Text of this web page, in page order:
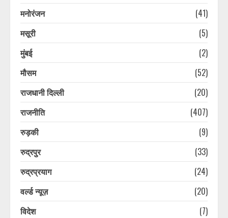
मनोरंजन
(41)
मसूरी
(5)
मुंबई
(2)
मौसम
(52)
राजधानी दिल्ली
(20)
राजनीति
(407)
रुड़की
(9)
रुद्रपुर
(33)
रुद्रप्रयाग
(24)
वर्ल्ड न्यूज़
(20)
विदेश
(7)
4
कांवड़ियों के भेष में नकली नोट चलाने वाला
पूर्व सैनिक की संदिग्ध परिस्थितियों में हुई
मौत की जांच करेगी सीबीसीआईडी, पिता ने
August 8, 2026
10 साल बाद परिवार से मिला लापता शख्स,
परिजन हुए भावुक, पुलिस की ये ट्रिक आई
काम